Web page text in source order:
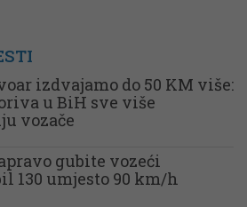
izdvajamo do 50 KM više:
u BiH sve više
vozače
gubite vozeći
130 umjesto 90 km/h